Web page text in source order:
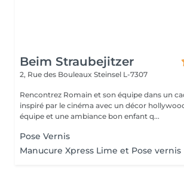
Beim Straubejitzer
2, Rue des Bouleaux Steinsel L-7307
Rencontrez Romain et son équipe dans un
inspiré par le cinéma avec un décor hollywoodien.
équipe et une ambiance bon enfant q...
Pose Vernis
Manucure Xpress Lime et Pose vernis